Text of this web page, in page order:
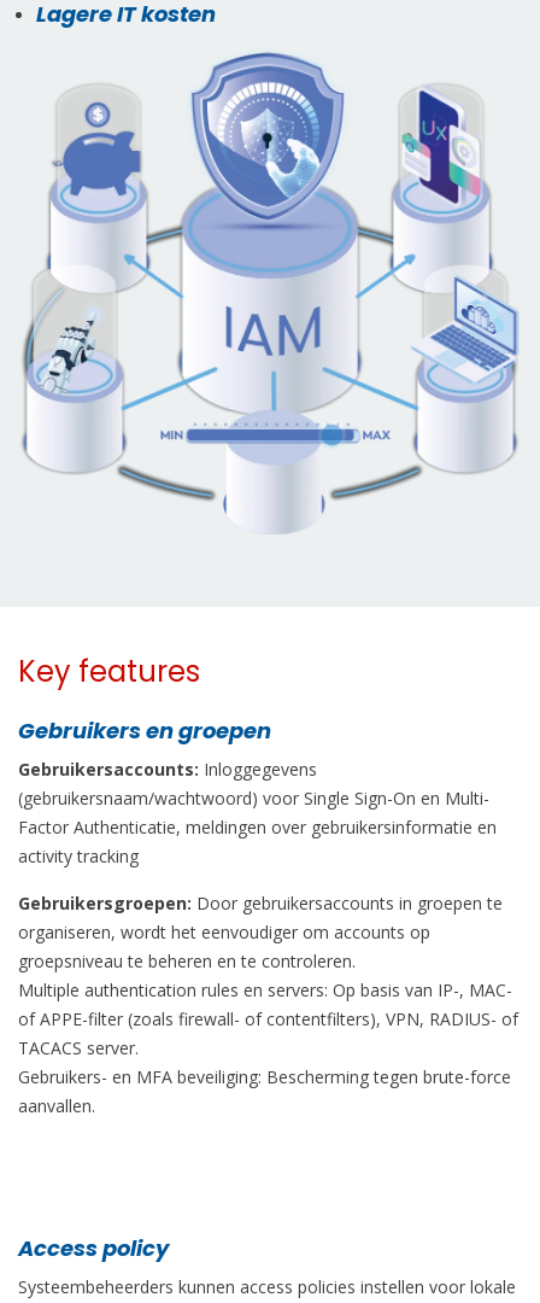
Lagere IT kosten
Key features
Gebruikers en groepen
Gebruikersaccounts: Inloggegevens
(gebruikersnaam/wachtwoord) voor Single Sign-On en Multi-
Factor Authenticatie, meldingen over gebruikersinformatie en
activity tracking
Gebruikersgroepen: Door gebruikersaccounts in groepen te
organiseren, wordt het eenvoudiger om accounts op
groepsniveau te beheren en te controleren.
Multiple authentication rules en servers: Op basis van IP-, MAC-
of APPE-filter (zoals firewall- of contentfilters), VPN, RADIUS- of
TACACS server.
Gebruikers- en MFA beveiliging: Bescherming tegen brute-force
aanvallen.
Access policy
Systeembeheerders kunnen access policies instellen voor lokale